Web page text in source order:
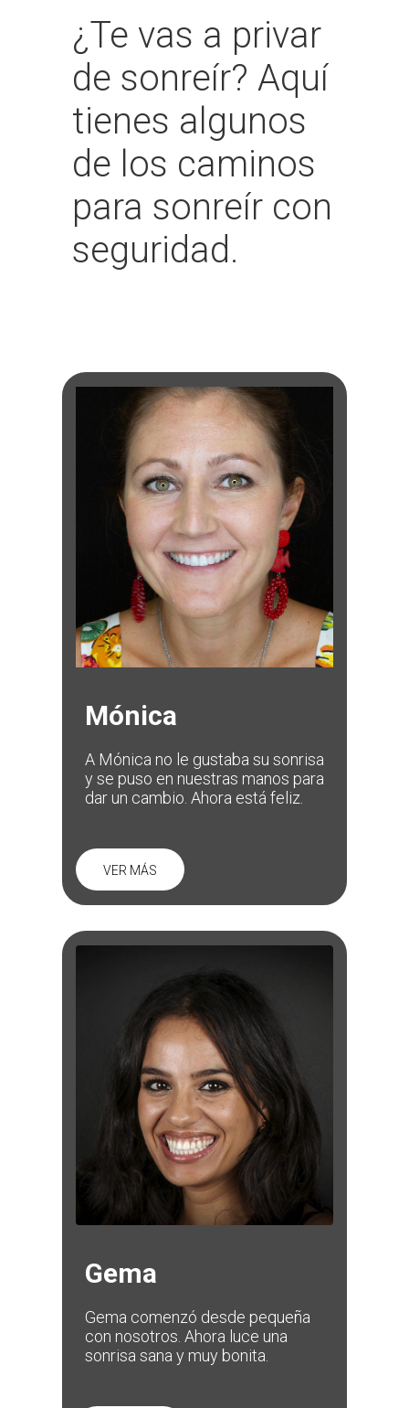
¿Te vas a privar
de sonreír? Aquí
tienes algunos
de los caminos
para sonreír con
seguridad.
Mónica
A Mónica no le gustaba su sonrisa
y se puso en nuestras manos para
dar un cambio. Ahora está feliz.
VER MÁS
Gema
Gema comenzó desde pequeña
con nosotros. Ahora luce una
sonrisa sana y muy bonita.